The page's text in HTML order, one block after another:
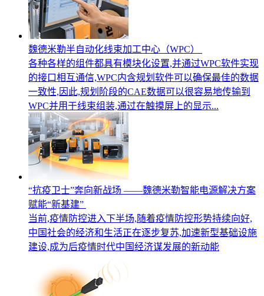
魏德米勒半自动化线束加工中心（WPC）
各种各样的组件都具有模块化设置,并通过WPC软件实现
的接口相互通信,WPC内含规划软件可以确保最佳的数据
一致性,因此,规划阶段的CAE数据可以很容易地传输到
WPC并用于线束组装,通过在触摸屏上的显示...
“抗疫卫士”奔向新战场 ——魏德米勒智能电源解决方案
赋能“新基建”
当前,疫情防控进入下半场,随着疫情防控形势持续向好,
中国社会的经济和生活正在逐步复苏,加速新型基础设施
建设,成为后疫情时代中国经济谋发展的新动能